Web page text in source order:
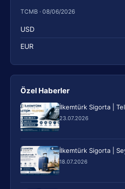
TCMB · 08/06/2026
USD
EUR
Özel Haberler
İlkemtürk Sigorta |
23.07.2026
İlkemtürk Sigorta |
18.07.2026